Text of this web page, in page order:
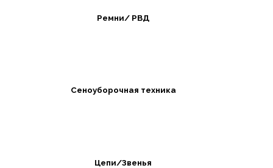
Ремни/ РВД
Сеноуборочная техника
Цепи/Звенья